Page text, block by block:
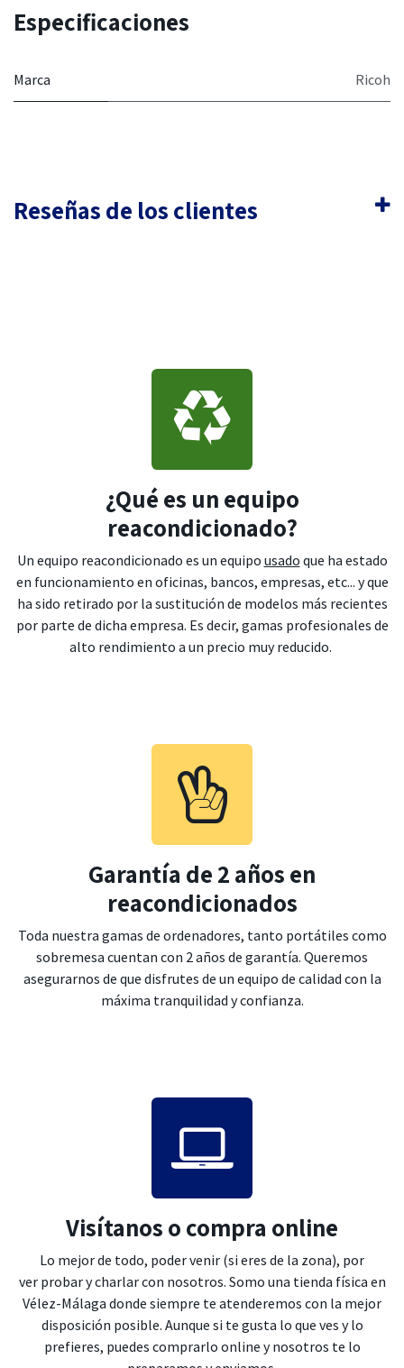
Especificaciones
Marca Ricoh
Reseñas de los clientes
¿Qué es un equipo
reacondicionado?
Un equipo reacondicionado es un equipo usado que ha estado
en funcionamiento en oficinas, bancos, empresas, etc... y que
ha sido retirado por la sustitución de modelos más recientes
por parte de dicha empresa. Es decir, gamas profesionales de
alto rendimiento a un precio muy reducido.
Garantía de 2 años en
reacondicionados
Toda nuestra gamas de ordenadores, tanto portátiles como
sobremesa cuentan con 2 años de garantía. Queremos
asegurarnos de que disfrutes de un equipo de calidad con la
máxima tranquilidad y confianza.
Visítanos o compra online
Lo mejor de todo, poder venir (si eres de la zona), por
ver probar y charlar con nosotros. Somo una tienda física en
Vélez-Málaga donde siempre te atenderemos con la mejor
disposición posible. Aunque si te gusta lo que ves y lo
prefieres, puedes comprarlo online y nosotros te lo